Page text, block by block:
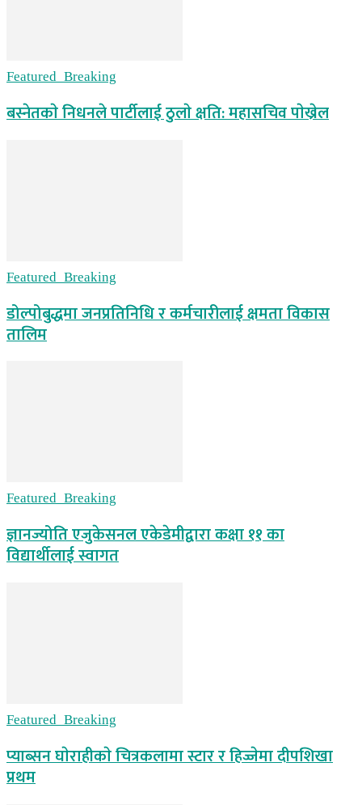
Featured_Breaking
बस्नेतकाे निधनले पार्टीलाई ठुलाे क्षति: महासचिव पाेख्रेल
Featured_Breaking
डोल्पोबुद्धमा जनप्रतिनिधि र कर्मचारीलाई क्षमता विकास
तालिम
Featured_Breaking
ज्ञानज्योति एजुकेसनल एकेडेमीद्वारा कक्षा ११ का
विद्यार्थीलाई स्वागत
Featured_Breaking
प्याब्सन घाेराहीकाे चित्रकलामा स्टार र हिज्जेमा दीपशिखा
प्रथम